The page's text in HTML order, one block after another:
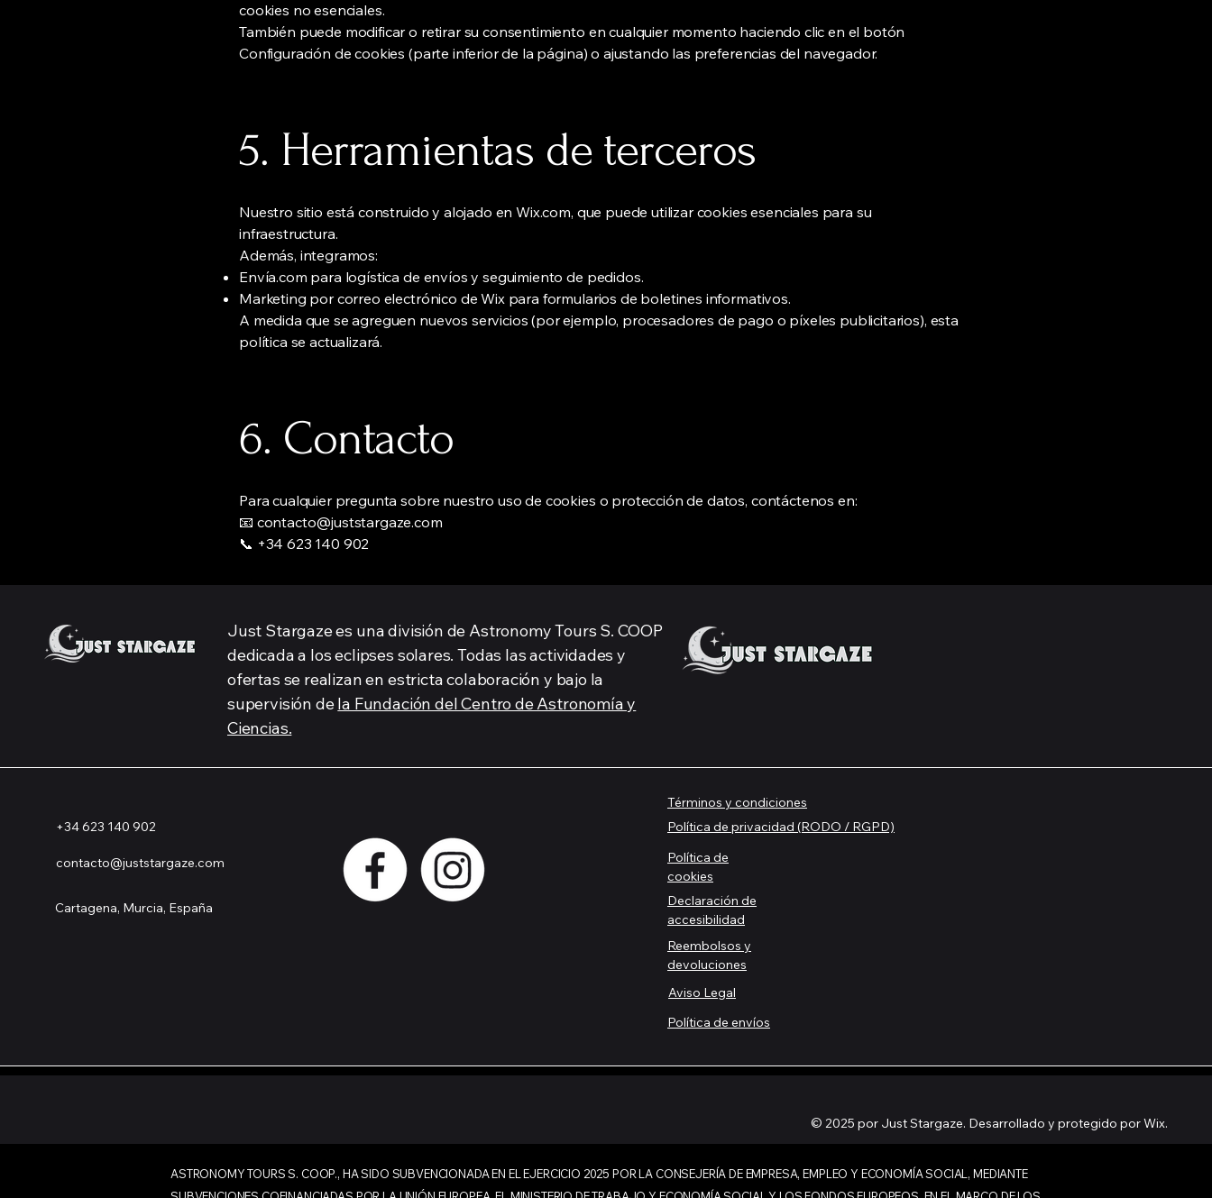
cookies no esenciales.
También puede modificar o retirar su consentimiento en cualquier momento haciendo clic en el botón
Configuración de cookies (parte inferior de la página) o ajustando las preferencias del navegador.
5. Herramientas de terceros
Nuestro sitio está construido y alojado en Wix.com, que puede utilizar cookies esenciales para su
infraestructura.
Además, integramos:
Envía.com para logística de envíos y seguimiento de pedidos.
Marketing por correo electrónico de Wix para formularios de boletines informativos.
A medida que se agreguen nuevos servicios (por ejemplo, procesadores de pago o píxeles publicitarios), esta
política se actualizará.
6. Contacto
Para cualquier pregunta sobre nuestro uso de cookies o protección de datos, contáctenos en:
📧 contacto@juststargaze.com
📞 +34 623 140 902
Just Stargaze es una división de Astronomy Tours S. COOP
dedicada a los eclipses solares. Todas las actividades y
ofertas se realizan en estricta colaboración y bajo la
supervisión dela Fundación del Centro de Astronomía y
Ciencias.
+34 623 140 902
contacto@juststargaze.com
Cartagena, Murcia, España
Términos y condiciones
Política de privacidad (RODO / RGPD)
Política de
cookies
Declaración de
accesibilidad
Reembolsos y
devoluciones
Aviso Legal
Política de envíos
© 2025 por Just Stargaze. Desarrollado y protegido por Wix.
ASTRONOMY TOURS S. COOP., HA SIDO SUBVENCIONADA EN EL EJERCICIO 2025 POR LA CONSEJERÍA DE EMPRESA, EMPLEO Y ECONOMÍA SOCIAL, MEDIANTE